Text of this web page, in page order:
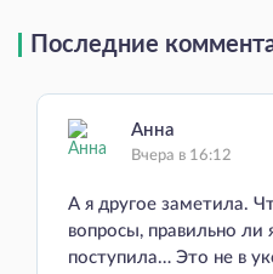
Последние
Анна
Вчера в 16:12
А я другое заметила.
вопросы, правильно ли
поступила… Это не в